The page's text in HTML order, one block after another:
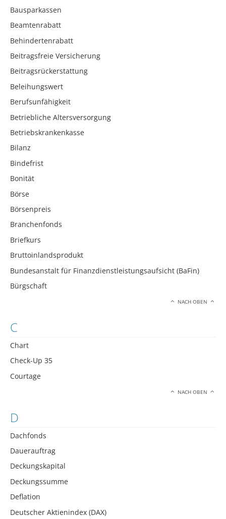
Bausparkassen
Beamtenrabatt
Behindertenrabatt
Beitragsfreie Versicherung
Beitragsrückerstattung
Beleihungswert
Berufsunfähigkeit
Betriebliche Altersversorgung
Betriebskrankenkasse
Bilanz
Bindefrist
Bonität
Börse
Börsenpreis
Branchenfonds
Briefkurs
Bruttoinlandsprodukt
Bundesanstalt für Finanzdienstleistungsaufsicht (BaFin)
Bürgschaft
NACH OBEN
C
Chart
Check-Up 35
Courtage
NACH OBEN
D
Dachfonds
Dauerauftrag
Deckungskapital
Deckungssumme
Deflation
Deutscher Aktienindex (DAX)